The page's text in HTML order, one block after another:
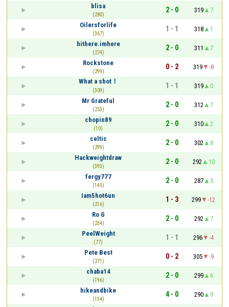
blisa
(280)
2 - 0 319
7
Oilersforlife
(367)
1 - 1 318
1
hithere.imhere
(274)
2 - 0 311
7
Rockstone
(299)
0 - 2 319
-8
What a shot！
(309)
1 - 1 319
0
Mr Grateful
(253)
2 - 0 312
7
chopin89
(10)
2 - 0 310
2
celtic
(299)
2 - 0 302
8
Hackweightdraw
(393)
2 - 0 292
10
fergy777
(145)
2 - 0 287
5
Iam5hot6un
(216)
1 - 3 299
-12
Ro G
(234)
2 - 0 292
7
PeelWeight
(77)
1 - 1 296
-4
Pete Best
(271)
0 - 2 305
-9
chaba14
(196)
2 - 0 299
6
hikeandbike
(134)
4 - 0 290
9